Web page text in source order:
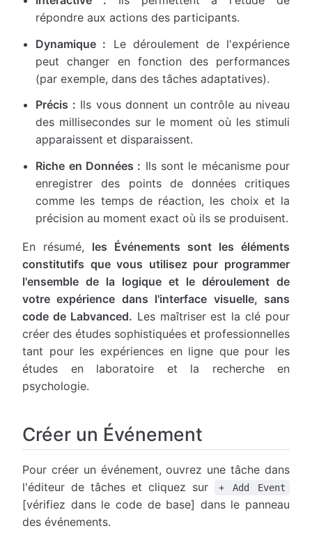
répondre aux actions des participants.
Dynamique : Le déroulement de l'expérience
peut changer en fonction des performances
(par exemple, dans des tâches adaptatives).
Précis : Ils vous donnent un contrôle au niveau
des millisecondes sur le moment où les stimuli
apparaissent et disparaissent.
Riche en Données : Ils sont le mécanisme pour
enregistrer des points de données critiques
comme les temps de réaction, les choix et la
précision au moment exact où ils se produisent.
En résumé, les Événements sont les éléments
constitutifs que vous utilisez pour programmer
l'ensemble de la logique et le déroulement de
votre expérience dans l'interface visuelle, sans
code de Labvanced. Les maîtriser est la clé pour
créer des études sophistiquées et professionnelles
tant pour les expériences en ligne que pour les
études en laboratoire et la recherche en
psychologie.
Créer un Événement
Pour créer un événement, ouvrez une tâche dans
l'éditeur de tâches et cliquez sur
+ Add Event
[vérifiez dans le code de base] dans le panneau
des événements.